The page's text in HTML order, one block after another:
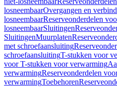
losneembaarOvergangen en
losneembaarReserveonderdelen
losneembaarSluitingen
SluitingenMuurplaten
met schroefaansluiting
schroefaansluitingT-stukken voor
voor T-stukken voor verwarming
verwarmingReserveonderdelen
verwarmingToebehoren